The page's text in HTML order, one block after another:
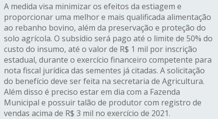
A medida visa minimizar os efeitos da estiagem e
proporcionar uma melhor e mais qualificada alimentação
ao rebanho bovino, além da preservação e proteção do
solo agrícola. O subsídio será pago até o limite de 50% do
custo do insumo, até o valor de R$ 1 mil por inscrição
estadual, durante o exercício financeiro competente para
nota fiscal jurídica das sementes já citadas. A solicitação
do benefício deve ser feita na secretaria de Agricultura.
Além disso é preciso estar em dia com a Fazenda
Municipal e possuir talão de produtor com registro de
vendas acima de R$ 3 mil no exercício de 2021.